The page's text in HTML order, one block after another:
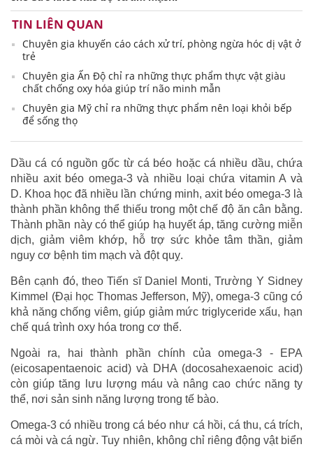
TIN LIÊN QUAN
Chuyên gia khuyến cáo cách xử trí, phòng ngừa hóc dị vật ở
trẻ
Chuyên gia Ấn Độ chỉ ra những thực phẩm thực vật giàu
chất chống oxy hóa giúp trí não minh mẫn
Chuyên gia Mỹ chỉ ra những thực phẩm nên loại khỏi bếp
để sống thọ
Dầu cá có nguồn gốc từ cá béo hoặc cá nhiều dầu, chứa
nhiều axit béo omega-3 và nhiều loại chứa vitamin A và
D. Khoa học đã nhiều lần chứng minh, axit béo omega-3 là
thành phần không thể thiếu trong một chế độ ăn cân bằng.
Thành phần này có thể giúp hạ huyết áp, tăng cường miễn
dịch, giảm viêm khớp, hỗ trợ sức khỏe tâm thần, giảm
nguy cơ bệnh tim mạch và đột quỵ.
Bên cạnh đó, theo Tiến sĩ Daniel Monti, Trường Y Sidney
Kimmel (Đại học Thomas Jefferson, Mỹ), omega-3 cũng có
khả năng chống viêm, giúp giảm mức triglyceride xấu, hạn
chế quá trình oxy hóa trong cơ thể.
Ngoài ra, hai thành phần chính của omega-3 - EPA
(eicosapentaenoic acid) và DHA (docosahexaenoic acid)
còn giúp tăng lưu lượng máu và nâng cao chức năng ty
thể, nơi sản sinh năng lượng trong tế bào.
Omega-3 có nhiều trong cá béo như cá hồi, cá thu, cá trích,
cá mòi và cá ngừ. Tuy nhiên, không chỉ riêng động vật biển